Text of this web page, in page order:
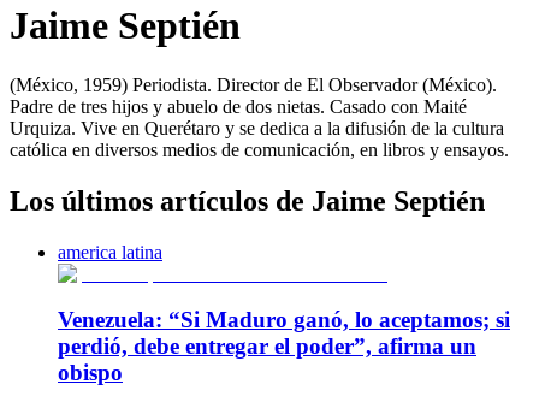
Jaime Septién
(México, 1959) Periodista. Director de El Observador (México).
Padre de tres hijos y abuelo de dos nietas. Casado con Maité
Urquiza. Vive en Querétaro y se dedica a la difusión de la cultura
católica en diversos medios de comunicación, en libros y ensayos.
Los últimos artículos de Jaime Septién
america latina
Venezuela: “Si Maduro ganó, lo aceptamos; si
perdió, debe entregar el poder”, afirma un
obispo